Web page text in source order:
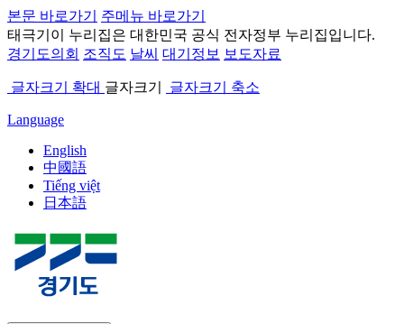
본문 바로가기
주메뉴 바로가기
태극기 이 누리집은 대한민국 공식 전자정부 누리집입니다.
경기도의회 조직도 날씨 대기정보 보도자료
글자크기 확대 글자크기 글자크기 축소
Language
English
中國語
Tiếng việt
日本語